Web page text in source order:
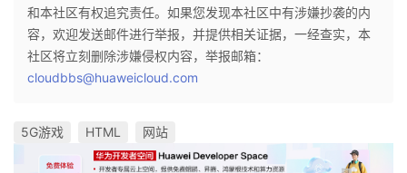
和本社区有权追究责任。如果您发现本社区中有涉嫌抄袭的内
容，欢迎发送邮件进行举报，并提供相关证据，一经查实，本
社区将立刻删除涉嫌侵权内容，举报邮箱：
cloudbbs@huaweicloud.com
5G游戏 HTML 网站